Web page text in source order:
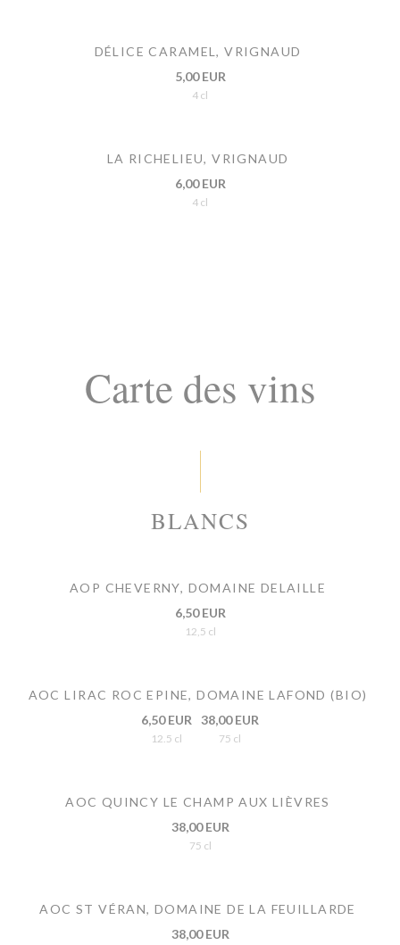
DÉLICE CARAMEL, VRIGNAUD
5,00 EUR
4 cl
LA RICHELIEU, VRIGNAUD
6,00 EUR
4 cl
Carte des vins
BLANCS
AOP CHEVERNY, DOMAINE DELAILLE
6,50 EUR
12,5 cl
AOC LIRAC ROC EPINE, DOMAINE LAFOND (BIO)
6,50 EUR
12.5 cl
38,00 EUR
75 cl
AOC QUINCY LE CHAMP AUX LIÈVRES
38,00 EUR
75 cl
AOC ST VÉRAN, DOMAINE DE LA FEUILLARDE
38,00 EUR